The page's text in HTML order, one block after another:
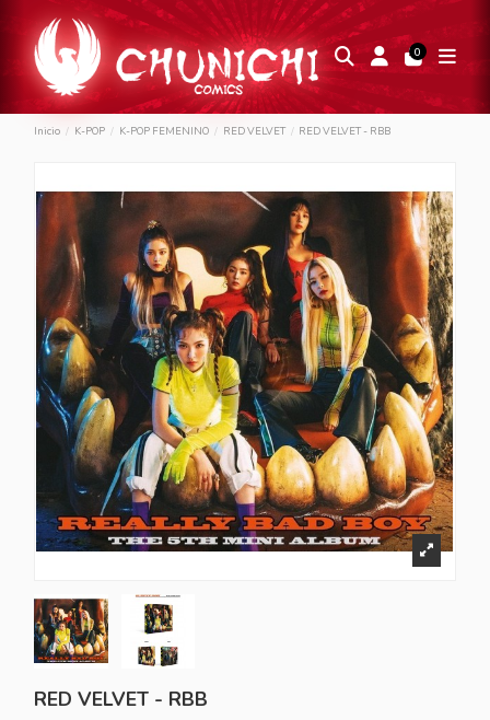
0
Inicio K-POP K-POP FEMENINO RED VELVET RED VELVET - RBB
RED VELVET - RBB